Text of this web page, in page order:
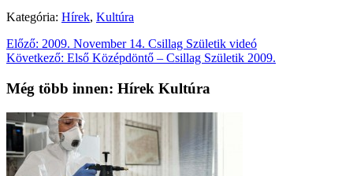
Kategória: Hírek, Kultúra
Előző: 2009. November 14. Csillag Születik videó
Következő: Első Középdöntő – Csillag Születik 2009.
Még több innen: Hírek Kultúra